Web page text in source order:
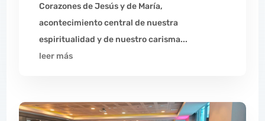
Corazones de Jesús y de María,
acontecimiento central de nuestra
espiritualidad y de nuestro carisma...
leer más